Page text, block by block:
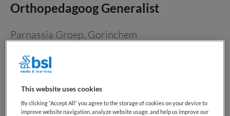
Orthopedagoog Generalist
Parnassia Groep, Gorinchem
WO
Tijdelijk met uitzicht op vast
This website uses cookies
By clicking “Accept All” you agree to the storage of cookies on your device to
improve website navigation, analyze website usage, and help us improve our